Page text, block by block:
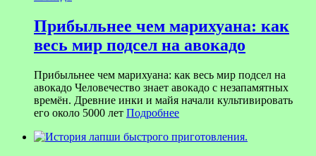
Прибыльнее чем марихуана: как
весь мир подсел на авокадо
Прибыльнее чем марихуана: как весь мир подсел на
авокадо Человечество знает авокадо с незапамятных
времён. Древние инки и майя начали культивировать
его около 5000 лет Подробнее